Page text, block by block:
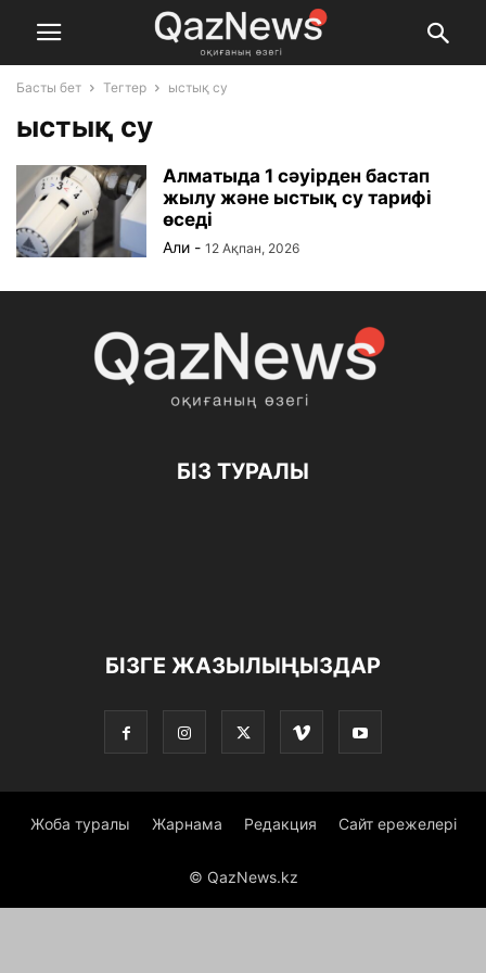
Басты бет Тегтер ыстық су
ыстық су
Алматыда 1 сәуірден бастап
жылу және ыстық су тарифі
өседі
Али - 12 Ақпан, 2026
БІЗ ТУРАЛЫ
БІЗГЕ ЖАЗЫЛЫҢЫЗДАР
Жоба туралы Жарнама Редакция Сайт ережелері
© QazNews.kz